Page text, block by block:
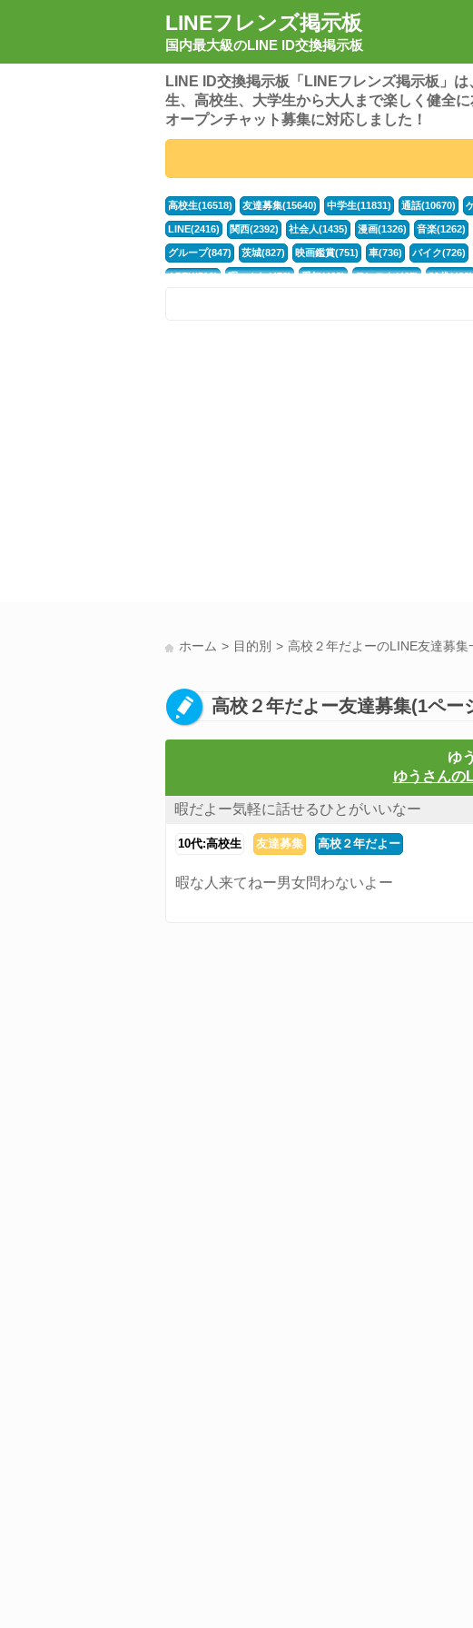
LINEフレンズ掲示板
国内最大級のLINE ID交換掲示板
LINE ID交換掲示板「LINEフレンズ掲示板」
生、高校生、大学生から大人まで楽しく健全に
オープンチャット募集に対応しました！
高校生(16518) 友達募集(15640) 中学生(11831) 通話(10670)
LINE(2416) 関西(2392) 社会人(1435) 漫画(1326) 音楽(1262)
グループ(847) 茨城(827) 映画鑑賞(751) 車(736) バイク(726)
APEX(519) 暇つぶし(476) 愛知(468) モンスト(465) 30代(432)
ホーム 目的別 高校２年だよーのLINE友達募集
高校２年だよー友達募集(1ペー
ゆ
ゆうさんの
暇だよー気軽に話せるひとがいいなー
10代:高校生 友達募集 高校２年だよー
暇な人来てねー男女問わないよー